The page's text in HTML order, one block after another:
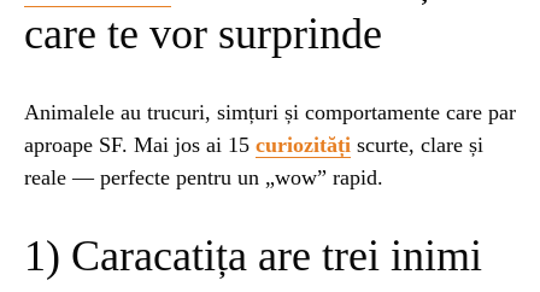
care te vor surprinde
Animalele au trucuri, simțuri și comportamente care par
aproape SF. Mai jos ai 15 curiozități scurte, clare și
reale — perfecte pentru un „wow” rapid.
1) Caracatița are trei inimi
APLICATIA
POPULAR
ȘTIINȚA 1 year ago